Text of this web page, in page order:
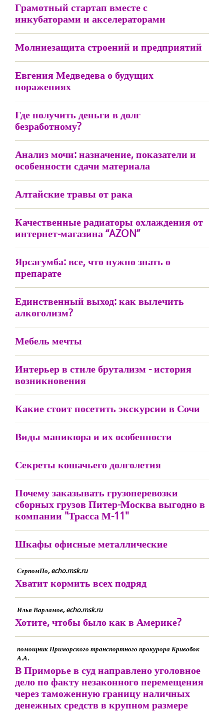
Грамотный стартап вместе с
инкубаторами и акселераторами
Молниезащита строений и предприятий
Евгения Медведева о будущих
поражениях
Где получить деньги в долг
безработному?
Анализ мочи: назначение, показатели и
особенности сдачи материала
Алтайские травы от рака
Качественные радиаторы охлаждения от
интернет-магазина “AZON”
Ярсагумба: все, что нужно знать о
препарате
Единственный выход: как вылечить
алкоголизм?
Мебель мечты
Интерьер в стиле брутализм - история
возникновения
Какие стоит посетить экскурсии в Сочи
Виды маникюра и их особенности
Секреты кошачьего долголетия
Почему заказывать грузоперевозки
сборных грузов Питер-Москва выгодно в
компании "Трасса М-11"
Шкафы офисные металлические
СерпомПо, echo.msk.ru
Хватит кормить всех подряд
Илья Варламов, echo.msk.ru
Хотите, чтобы было как в Америке?
помощник Приморского транспортного прокурора Кривобок
А.А.
В Приморье в суд направлено уголовное
дело по факту незаконного перемещения
через таможенную границу наличных
денежных средств в крупном размере